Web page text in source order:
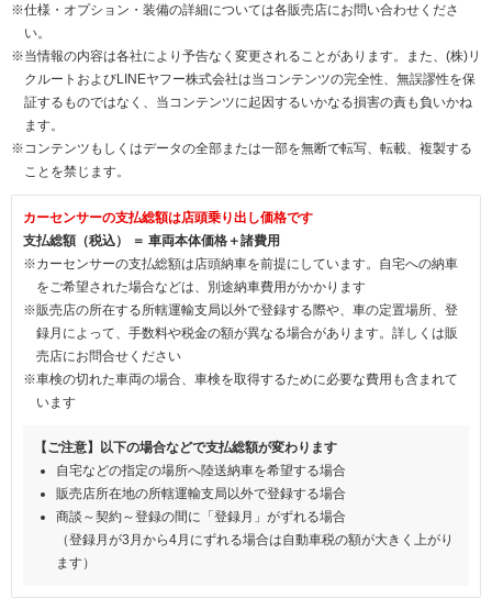
※仕様・オプション・装備の詳細については各販売店にお問い合わせくださ
い。
※当情報の内容は各社により予告なく変更されることがあります。また、(株)リ
クルートおよびLINEヤフー株式会社は当コンテンツの完全性、無誤謬性を保
証するものではなく、当コンテンツに起因するいかなる損害の責も負いかね
ます。
※コンテンツもしくはデータの全部または一部を無断で転写、転載、複製する
ことを禁じます。
カーセンサーの支払総額は店頭乗り出し価格です
支払総額（税込） ＝ 車両本体価格＋諸費用
※カーセンサーの支払総額は店頭納車を前提にしています。自宅への納車
をご希望された場合などは、別途納車費用がかかります
※販売店の所在する所轄運輸支局以外で登録する際や、車の定置場所、登
録月によって、手数料や税金の額が異なる場合があります。詳しくは販
売店にお問合せください
※車検の切れた車両の場合、車検を取得するために必要な費用も含まれて
います
【ご注意】以下の場合などで支払総額が変わります
自宅などの指定の場所へ陸送納車を希望する場合
販売店所在地の所轄運輸支局以外で登録する場合
商談～契約～登録の間に「登録月」がずれる場合
（登録月が3月から4月にずれる場合は自動車税の額が大きく上がり
ます）